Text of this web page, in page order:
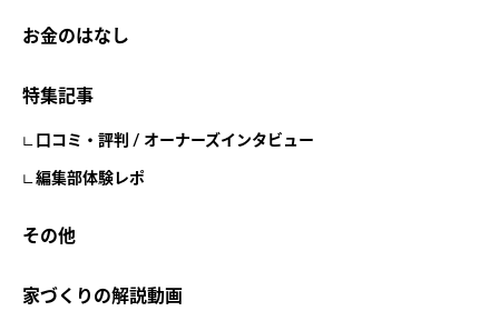
お金のはなし
特集記事
口コミ・評判 / オーナーズインタビュー
編集部体験レポ
その他
家づくりの解説動画